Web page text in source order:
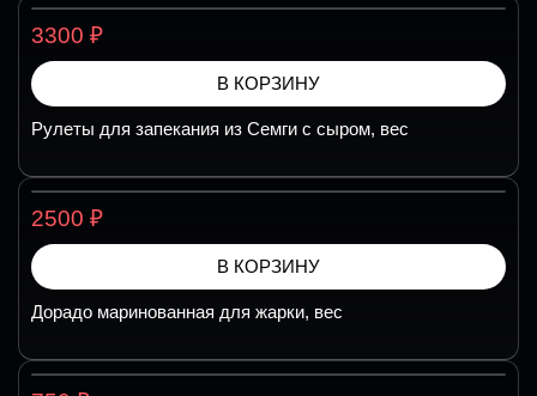
3300 ₽
В КОРЗИНУ
Рулеты для запекания из Семги с сыром, вес
2500 ₽
В КОРЗИНУ
Дорадо маринованная для жарки, вес